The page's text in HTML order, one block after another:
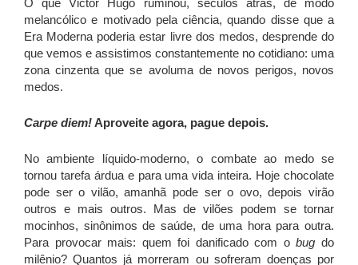
melancólico e motivado pela ciência, quando disse que a
Era Moderna poderia estar livre dos medos, desprende do
que vemos e assistimos constantemente no cotidiano: uma
zona cinzenta que se avoluma de novos perigos, novos
medos.
Carpe diem!Aproveite agora, pague depois.
No ambiente líquido-moderno, o combate ao medo se
tornou tarefa árdua e para uma vida inteira. Hoje chocolate
pode ser o vilão, amanhã pode ser o ovo, depois virão
outros e mais outros. Mas de vilões podem se tornar
mocinhos, sinônimos de saúde, de uma hora para outra.
Para provocar mais: quem foi danificado com obug do
milênio? Quantos já morreram ou sofreram doenças por